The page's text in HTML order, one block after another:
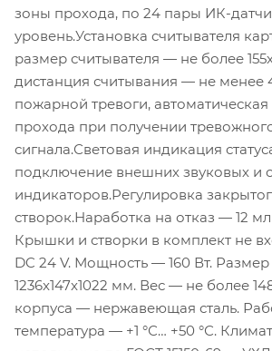
зоны прохода, по 24 пары ИК-
уровень.Установка считывателя
размер считывателя — не более
дистанция считывания — не менее
пожарной тревоги,
прохода при получении
сигнала.Световая индикация
подключение внешних звуковых и
индикаторов.Регулировка
створок.Наработка на отказ — 12
Крышки и створки в комплект не
DC 24 V. Мощность — 160 Вт.
1236x147x1022 мм. Вес — не более
корпуса — нержавеющая сталь.
температура — +1 °С… +50 °С.